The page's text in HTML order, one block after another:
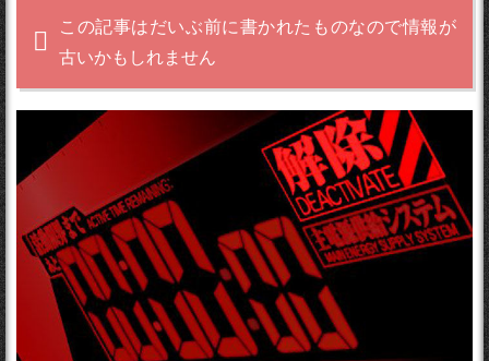
この記事はだいぶ前に書かれたものなので情報が
古いかもしれません